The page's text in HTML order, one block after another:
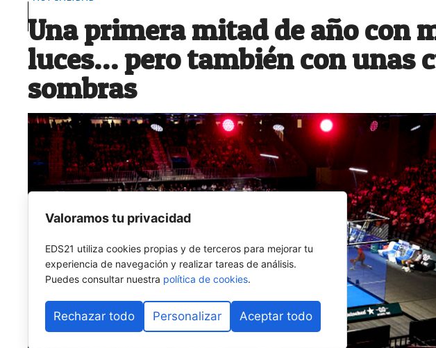
Una primera mitad de año con
luces… pero también con unas
sombras
Valoramos tu privacidad
EDS21 utiliza cookies propias y de terceros para mejorar tu
experiencia de navegación y realizar tareas de análisis.
Puedes consultar nuestra política de cookies.
Rechazar todo Personalizar Aceptar todo